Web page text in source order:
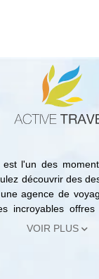
est l'un des
découvrir des
agence de
incroyables offres
notre agence
Ainsi, du
VOIR PLUS